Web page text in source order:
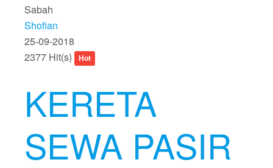
Sabah
Shofian
25-09-2018
2377 Hit(s)
Hot
KERETA
SEWA PASIR